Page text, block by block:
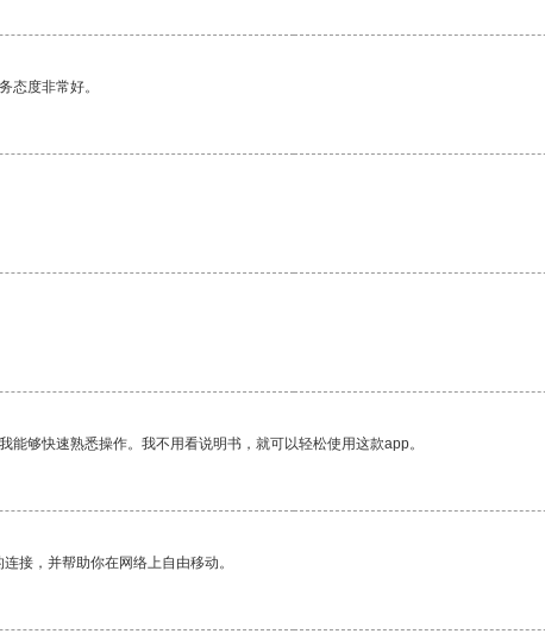
态度非常好。
够快速熟悉操作。我不用看说明书，就可以轻松使用这款app。
接，并帮助你在网络上自由移动。